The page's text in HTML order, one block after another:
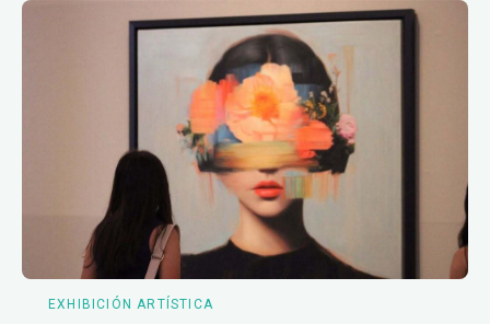
EXHIBICIÓN ARTÍSTICA